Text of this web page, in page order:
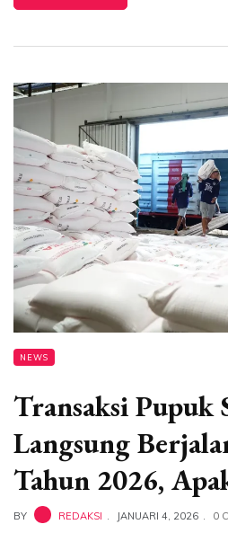
NEWS
Transaksi Pupuk
Langsung
Tahun 2026,
BY REDAKSI JANUARI 4, 2026 0